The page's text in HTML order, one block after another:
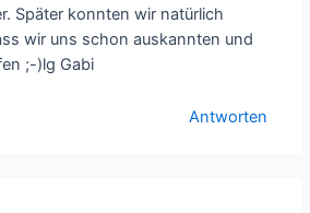
Später konnten wir natürlich
wir uns schon auskannten und
;-)lg Gabi
Antworten